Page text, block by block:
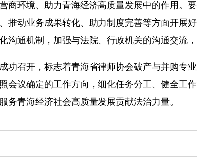
商环境、助力青海经济高质量发展中的作用。
推动业务成果转化、助力制度完善等方面开展
沟通机制，加强与法院、行政机关的沟通交流
召开，标志着青海省律师协会破产与并购专业
会议确定的工作方向，细化任务分工、健全工
务青海经济社会高质量发展贡献法治力量。